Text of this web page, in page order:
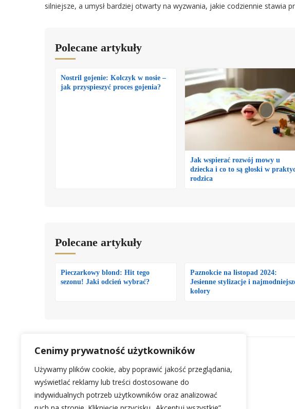
Cenimy prywatność użytkowników
Używamy plików cookie, aby poprawić jakość przeglądania,
wyświetlać reklamy lub treści dostosowane do
indywidualnych potrzeb użytkowników oraz analizować
silniejsze, a umysł bardziej otwarty na wyzwania, jakie codziennie stawia
Polecane artykuły
Nostril gojenie: Kolczyk w nosie –
jak przyspieszyć proces gojenia?
Jak wspierać rozwój mowy u
dziecka i co to są głoski w
rodzica
Polecane artykuły
Pieczarkowy blond: Hit tego
sezonu! Jaki odcień wybrać?
Paznokcie na listopad 2024:
Jesienne stylizacje i
kolory
VXADMIN